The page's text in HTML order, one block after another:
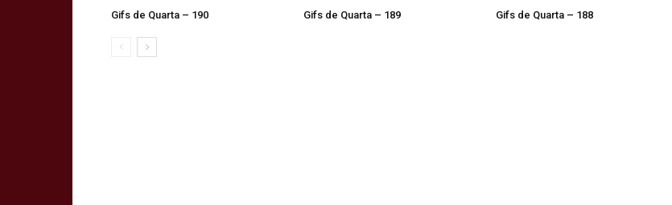
Gifs de Quarta – 190 Gifs de Quarta – 189 Gifs de Quarta – 188